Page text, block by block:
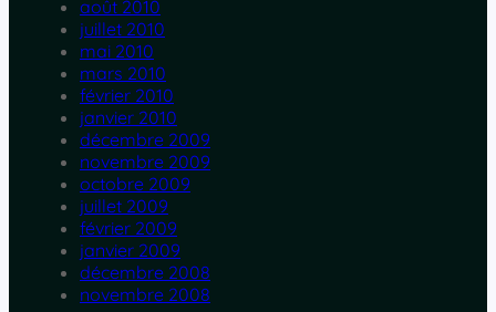
août 2010
juillet 2010
mai 2010
mars 2010
février 2010
janvier 2010
décembre 2009
novembre 2009
octobre 2009
juillet 2009
février 2009
janvier 2009
décembre 2008
novembre 2008